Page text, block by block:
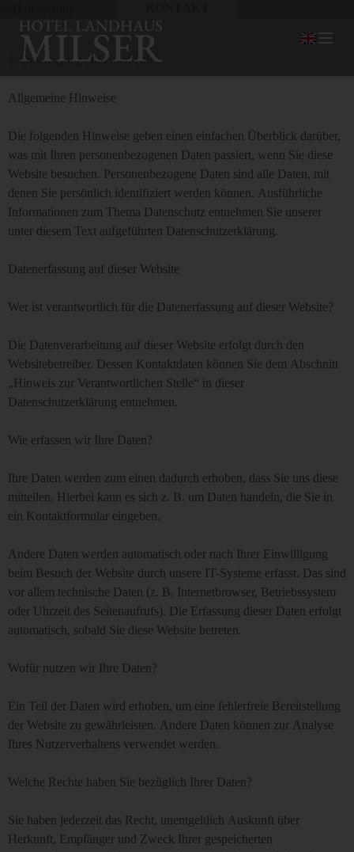
1. Datenschutz auf einen Blick
Allgemeine Hinweise
Die folgenden Hinweise geben einen einfachen Überblick darüber,
was mit Ihren personenbezogenen Daten passiert, wenn Sie diese
Website besuchen. Personenbezogene Daten sind alle Daten, mit
denen Sie persönlich identifiziert werden können. Ausführliche
Informationen zum Thema Datenschutz entnehmen Sie unserer
unter diesem Text aufgeführten Datenschutzerklärung.
Datenerfassung auf dieser Website
Wer ist verantwortlich für die Datenerfassung auf dieser Website?
Die Datenverarbeitung auf dieser Website erfolgt durch den
Websitebetreiber. Dessen Kontaktdaten können Sie dem Abschnitt
„Hinweis zur Verantwortlichen Stelle“ in dieser
Datenschutzerklärung entnehmen.
Wie erfassen wir Ihre Daten?
Ihre Daten werden zum einen dadurch erhoben, dass Sie uns diese
mitteilen. Hierbei kann es sich z. B. um Daten handeln, die Sie in
ein Kontaktformular eingeben.
Andere Daten werden automatisch oder nach Ihrer Einwilligung
beim Besuch der Website durch unsere IT-Systeme erfasst. Das sind
vor allem technische Daten (z. B. Internetbrowser, Betriebssystem
oder Uhrzeit des Seitenaufrufs). Die Erfassung dieser Daten erfolgt
automatisch, sobald Sie diese Website betreten.
Wofür nutzen wir Ihre Daten?
Ein Teil der Daten wird erhoben, um eine fehlerfreie Bereitstellung
der Website zu gewährleisten. Andere Daten können zur Analyse
Ihres Nutzerverhaltens verwendet werden.
Welche Rechte haben Sie bezüglich Ihrer Daten?
Sie haben jederzeit das Recht, unentgeltlich Auskunft über
Herkunft, Empfänger und Zweck Ihrer gespeicherten